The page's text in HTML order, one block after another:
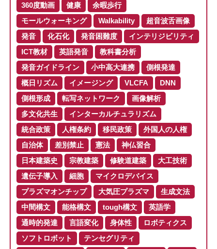
360度動画
健康
余暇歩行
モールウォーキング
Walkability
超音波舌画像
発音
化石化 発音困難度
インテリジビリティ
ICT教材
英語発音
教科書分析
発音ガイドライン
小中高大連携
側根発達
概日リズム
イメージング VLCFA
DNN
側根形成
転写ネットワーク
画像解析
多文化共生
インターカルチュラリズム
統合政策
人権条約 移民政策
外国人の人権
自治体
差別禁止 憲法
神仏習合
日本建築史
宗教建築 修験道建築
大工技術
遺伝子導入
細胞
マイクロデバイス
プラズマオンチップ
大気圧プラズマ
生成文法
中間構文
能格構文 tough構文
英語学
通時的発達
言語変化 身体性
ロボティクス
ソフトロボット
テンセグリティ